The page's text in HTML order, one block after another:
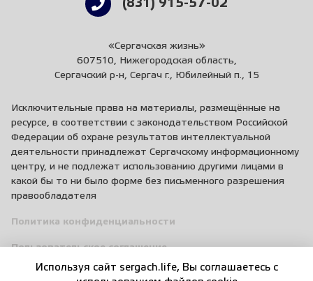
(831) 915-57-02
«Сергачская жизнь»
607510, Нижегородская область,
Сергачский р-н, Сергач г., Юбилейный п., 15
Исключительные права на материалы, размещённые на
ресурсе, в соответствии с законодательством Российской
Федерации об охране результатов интеллектуальной
деятельности принадлежат Сергачскому информационному
центру, и не подлежат использованию другими лицами в
какой бы то ни было форме без письменного разрешения
правообладателя
Политика конфиденциальности
Пользовательское соглашение
Правила общения
Используя сайт sergach.life, Вы соглашаетесь c